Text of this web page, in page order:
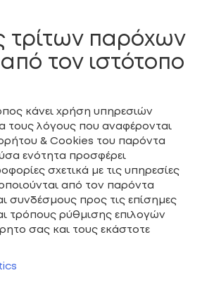
τρίτων παρόχων
τον ιστότοπο
κάνει χρήση υπηρεσιών
τους λόγους που αναφέρονται
& Cookies του παρόντα
ενότητα προσφέρει
σχετικά με τις υπηρεσίες
από τον παρόντα
συνδέσμους προς τις επίσημες
τρόπους ρύθμισης επιλογών
σας και τους εκάστοτε